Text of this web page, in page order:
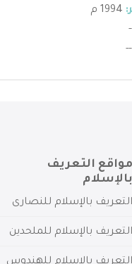
مواقع التعريف
بالإسلام
التعريف بالإسلام للنصارى
التعريف بالإسلام للملحدين